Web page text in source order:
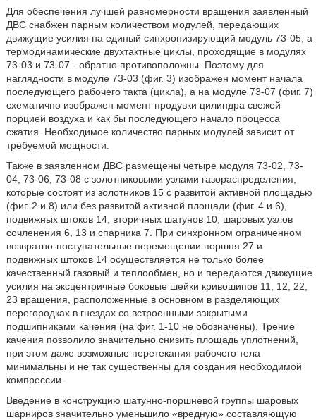
Для обеспечения лучшей равномерности вращения заявленный
ДВС снабжен парным количеством модулей, передающих
движущие усилия на единый синхронизирующий модуль 73-05, а
термодинамические двухтактные циклы, проходящие в модулях
73-03 и 73-07 - обратно противоположны. Поэтому для
наглядности в модуле 73-03 (фиг. 3) изображен момент начала
последующего рабочего такта (цикла), а на модуле 73-07 (фиг. 7)
схематично изображен момент продувки цилиндра свежей
порцией воздуха и как бы последующего начало процесса
сжатия. Необходимое количество парных модулей зависит от
требуемой мощности.
Также в заявленном ДВС размещены четыре модуля 73-02, 73-
04, 73-06, 73-08 с золотниковыми узлами газораспределения,
которые состоят из золотников 15 с развитой активной площадью
(фиг. 2 и 8) или без развитой активной площади (фиг. 4 и 6),
подвижных штоков 14, вторичных шатунов 10, шаровых узлов
сочленения 6, 13 и спарника 7. При синхронном ограниченном
возвратно-поступательные перемещении поршня 27 и
подвижных штоков 14 осуществляется не только более
качественный газовый и теплообмен, но и передаются движущие
усилия на эксцентричные боковые шейки кривошипов 11, 12, 22,
23 вращения, расположенные в основном в разделяющих
перегородках в гнездах со встроенными закрытыми
подшипниками качения (на фиг. 1-10 не обозначены). Трение
качения позволило значительно снизить площадь уплотнений,
при этом даже возможные перетекания рабочего тела
минимальны и не так существенны для создания необходимой
компрессии.
Введение в конструкцию шатунно-поршневой группы шаровых
шарниров значительно уменьшило «вредную» составляющую